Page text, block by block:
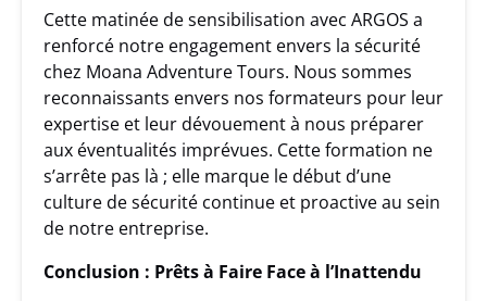
Cette matinée de sensibilisation avec ARGOS a
renforcé notre engagement envers la sécurité
chez Moana Adventure Tours. Nous sommes
reconnaissants envers nos formateurs pour leur
expertise et leur dévouement à nous préparer
aux éventualités imprévues. Cette formation ne
s’arrête pas là ; elle marque le début d’une
culture de sécurité continue et proactive au sein
de notre entreprise.
Conclusion : Prêts à Faire Face à l’Inattendu